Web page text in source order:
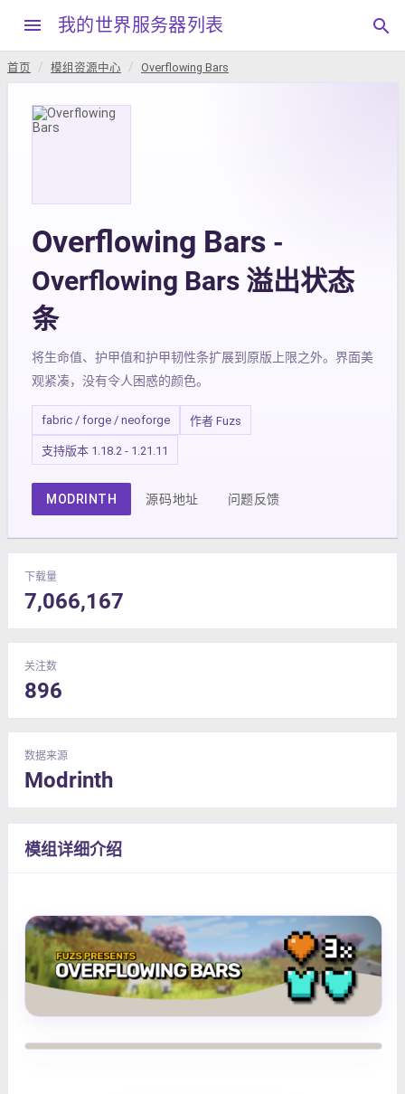
menu 我的世界服务器列表 search
首页 模组资源中心 Overflowing Bars
Overflowing Bars -
Overflowing Bars 溢出状态
条
将生命值、护甲值和护甲韧性条扩展到原版上限之外。界面美
观紧凑，没有令人困惑的颜色。
fabric / forge / neoforge 作者 Fuzs
支持版本 1.18.2 - 1.21.11
MODRINTH 源码地址 问题反馈
下载量
7,066,167
关注数
896
数据来源
Modrinth
模组详细介绍